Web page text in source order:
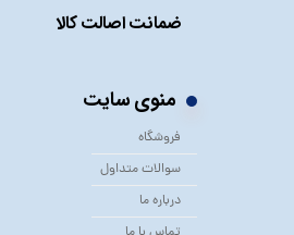
منوی سایت
فروشگاه
سوالات متداول
درباره ما
ضمانت اصالت کالا